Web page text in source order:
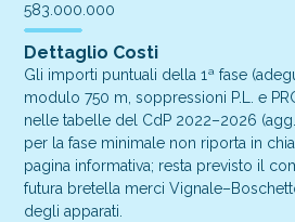
583.000.000
Dettaglio Costi
Gli importi puntuali della 1ª fase
modulo 750 m, soppressioni P.L. e
nelle tabelle del CdP 2022–2026
per la fase minimale non riporta in
pagina informativa; resta previsto il
futura bretella merci
degli apparati.